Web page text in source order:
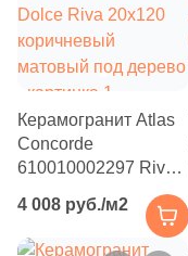
Piemme Valentino (
Plaza (8 )
Porcelanite Dos (2)
Primavera (
Prissmacer (6
Керамогранит Atlas
Concorde
610010002297 Rive
Dolce Riva 20x120
коричневый
матовый под дерево
4 008 руб./м2